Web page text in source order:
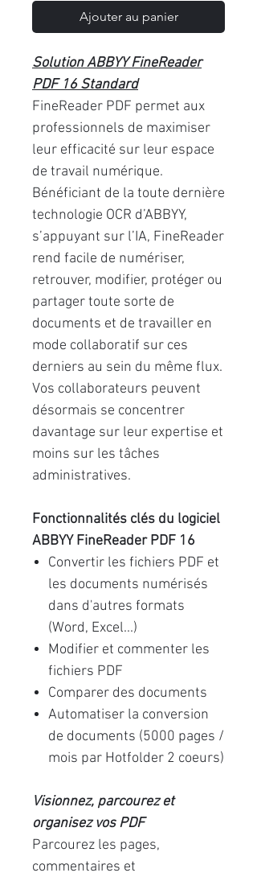
Ajouter au panier
Solution ABBYY FineReader
PDF 16 Standard
FineReader PDF permet aux
professionnels de maximiser
leur efficacité sur leur espace
de travail numérique.
Bénéficiant de la toute dernière
technologie OCR d’ABBYY,
s’appuyant sur l’IA, FineReader
rend facile de numériser,
retrouver, modifier, protéger ou
partager toute sorte de
documents et de travailler en
mode collaboratif sur ces
derniers au sein du même flux.
Vos collaborateurs peuvent
désormais se concentrer
davantage sur leur expertise et
moins sur les tâches
administratives.
Fonctionnalités clés du logiciel
ABBYY FineReader PDF 16
Convertir les fichiers PDF et
les documents numérisés
dans d'autres formats
(Word, Excel...)
Modifier et commenter les
fichiers PDF
Comparer des documents
Automatiser la conversion
de documents (5000 pages /
mois par Hotfolder 2 coeurs)
Visionnez, parcourez et
organisez vos PDF
Parcourez les pages,
commentaires et